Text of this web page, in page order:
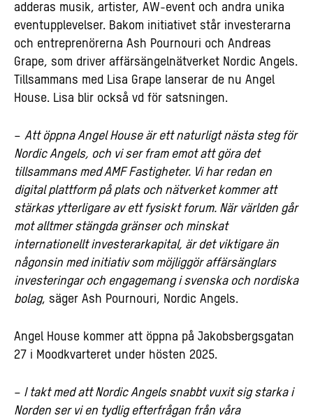
adderas musik, artister, AW-event och andra unika
eventupplevelser. Bakom initiativet står investerarna
och entreprenörerna Ash Pournouri och Andreas
Grape, som driver affärsängelnätverket Nordic Angels.
Tillsammans med Lisa Grape lanserar de nu Angel
House. Lisa blir också vd för satsningen.
– Att öppna Angel House är ett naturligt nästa steg för
Nordic Angels, och vi ser fram emot att göra det
tillsammans med AMF Fastigheter. Vi har redan en
digital plattform på plats och nätverket kommer att
stärkas ytterligare av ett fysiskt forum. När världen går
mot alltmer stängda gränser och minskat
internationellt investerarkapital, är det viktigare än
någonsin med initiativ som möjliggör affärsänglars
investeringar och engagemang i svenska och nordiska
bolag, säger Ash Pournouri, Nordic Angels.
Angel House kommer att öppna på Jakobsbergsgatan
27 i Moodkvarteret under hösten 2025.
– I takt med att Nordic Angels snabbt vuxit sig starka i
Norden ser vi en tydlig efterfrågan från våra